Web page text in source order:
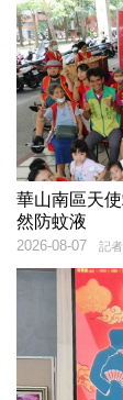
華山南區天
然防蚊液
記
2026-08-07